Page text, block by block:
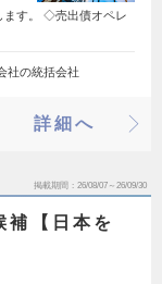
ます。 ◇売出債オペレ
社の統括会社
詳細へ
掲載期間 26/08/07～26/09/30
補【日本を